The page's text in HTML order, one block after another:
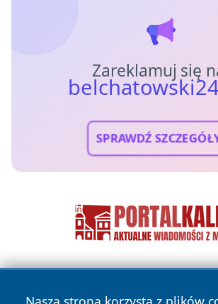
Zareklamuj się
SPRAWDŹ